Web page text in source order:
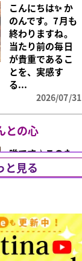
こんにちは✨️ か
のんです。7月も
終わりますね。
当たり前の毎日
が貴重であるこ
とを、実感す
る...
2026/07/31
との心
唯です♪このた
び、アニマルリ
ーディング特別鑑
した。大切な愛
犬...
2026/07/29
と見る